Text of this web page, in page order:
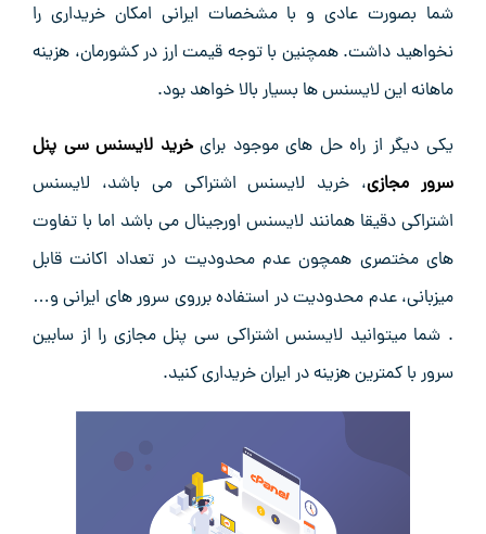
شما بصورت عادی و با مشخصات ایرانی امکان خریداری را
نخواهید داشت. همچنین با توجه قیمت ارز در کشورمان، هزینه
ماهانه این لایسنس ها بسیار بالا خواهد بود.
یکی دیگر از راه حل های موجود برایخرید لایسنس سی پنل
سرور مجازی، خرید لایسنس اشتراکی می باشد، لایسنس
اشتراکی دقیقا همانند لایسنس اورجینال می باشد اما با تفاوت
های مختصری همچون عدم محدودیت در تعداد اکانت قابل
میزبانی، عدم محدودیت در استفاده برروی سرور های ایرانی و…
. شما میتوانید لایسنس اشتراکی سی پنل مجازی را از سابین
سرور با کمترین هزینه در ایران خریداری کنید.